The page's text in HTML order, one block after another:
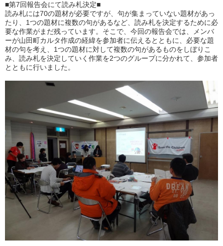
■第7回報告会にて読み札決定■
読み札には70の題材が必要ですが、句が集まっていない題材があっ
たり、1つの題材に複数の句があるなど、読み札を決定するために必
要な作業がまだ残っています。そこで、今回の報告会では、メンバ
ーが山田町カルタ作成の経緯を参加者に伝えるとともに、必要な題
材の句を考え、1つの題材に対して複数の句があるものをしぼりこ
み、読み札を決定していく作業を2つのグループに分かれて、参加者
とともに行いました。